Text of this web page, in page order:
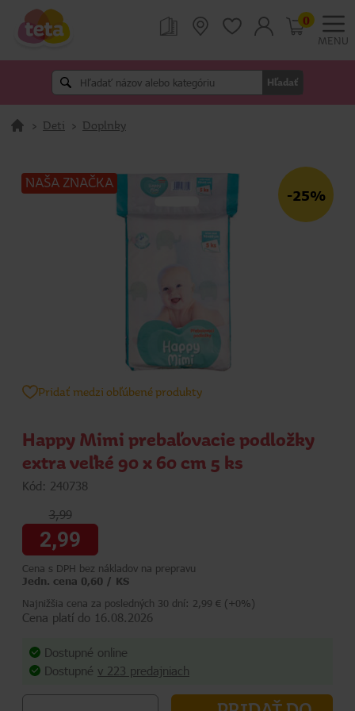
MENU
Hľadať
0
> Deti > Doplnky
NAŠA ZNAČKA
-25%
Pridať medzi obľúbené produkty
Happy Mimi prebaľovacie podložky
extra veľké 90 x 60 cm 5 ks
Kód: 240738
3,99
2,99
Cena s DPH bez nákladov na prepravu
Jedn. cena 0,60 / KS
Najnižšia cena za posledných 30 dní: 2,99 € (+0%)
Cena platí do 16.08.2026
Dostupné online
Dostupné v 223 predajniach